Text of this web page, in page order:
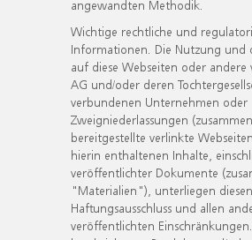
angewandten Methodik.
Wichtige rechtliche und
Informationen. Die Nutzung und
auf diese Webseiten oder andere
AG und/oder deren
verbundenen Unternehmen oder
Zweigniederlassungen
bereitgestellte verlinkte
hierin enthaltenen Inhalte,
veröffentlichter Dokumente
"Materialien"), unterliegen
Haftungsausschluss und allen
veröffentlichten